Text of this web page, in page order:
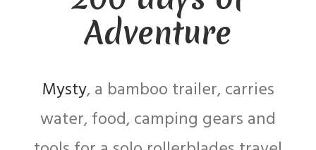
Adventure
Mysty, a bamboo trailer, carries
water, food, camping gears and